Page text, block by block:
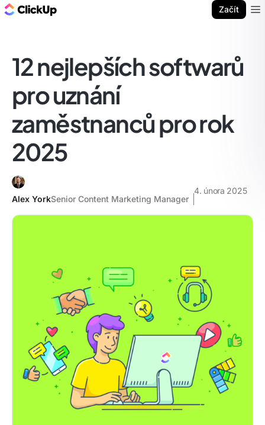
Začít
12 nejlepších softwarů
pro uznání
zaměstnanců pro rok
2025
Alex YorkSenior Content Marketing Manager
4. února 2025